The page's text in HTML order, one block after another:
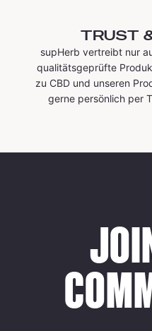
TRUST
supHerb vertreibt nur
qualitätsgeprüfte
zu CBD und unseren
gerne persönlich per